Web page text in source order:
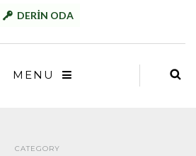
DERİN ODA
MENU
CATEGORY